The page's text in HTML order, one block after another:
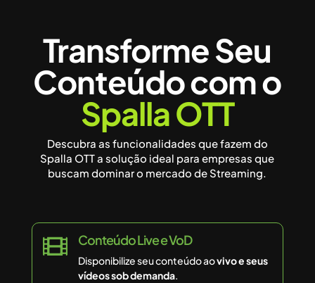
Transforme Seu
Conteúdo com o
Spalla OTT
Descubra as funcionalidades que fazem do
Spalla OTT a solução ideal para empresas que
buscam dominar o mercado de Streaming.
 Conteúdo Live e VoD
Disponibilize seu conteúdo aovivo e seus
vídeos sob demanda.